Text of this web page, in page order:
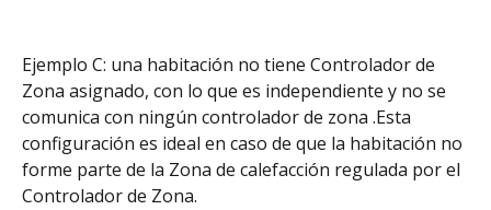
Ejemplo C: una habitación no tiene Controlador de
Zona asignado, con lo que es independiente y no se
comunica con ningún controlador de zona .Esta
configuración es ideal en caso de que la habitación no
forme parte de la Zona de calefacción regulada por el
Controlador de Zona.